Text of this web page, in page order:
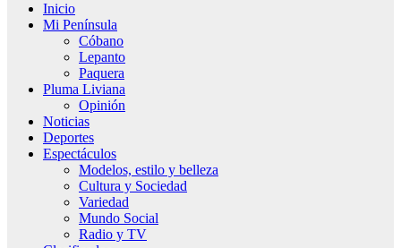
Inicio
Mi Península
Cóbano
Lepanto
Paquera
Pluma Liviana
Opinión
Noticias
Deportes
Espectáculos
Modelos, estilo y belleza
Cultura y Sociedad
Variedad
Mundo Social
Radio y TV